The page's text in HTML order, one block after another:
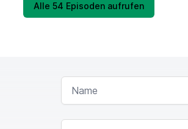
Alle 54 Episoden aufrufen
NAME
E-MAIL-ADRESSE